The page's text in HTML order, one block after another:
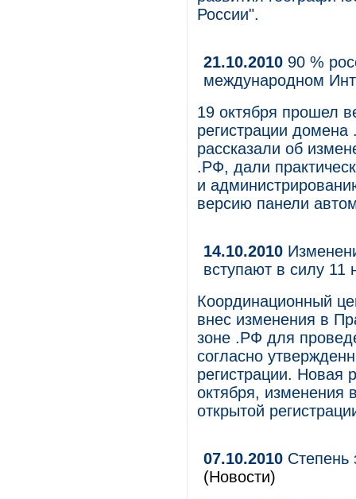
России".
21.10.2010 90 %
международном
19 октября прошел
регистрации
рассказали об
.РФ, дали
и
версию панели
14.10.2010
вступают в силу 11
Координационный
внес изменения в
зоне .РФ для
согласно
регистрации. Новая
октября, изменения
открытой
07.10.2010
(Новости)